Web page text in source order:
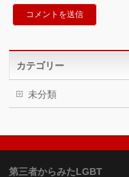
カテゴリー
未分類
第三者からみたLGBT